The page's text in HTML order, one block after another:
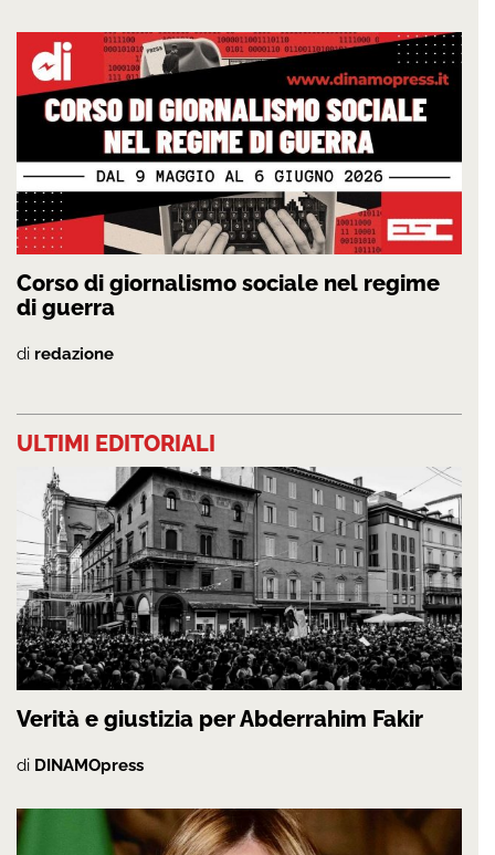
Corso di giornalismo sociale nel regime
di guerra
di redazione
ULTIMI EDITORIALI
Verità e giustizia per Abderrahim Fakir
di DINAMOpress